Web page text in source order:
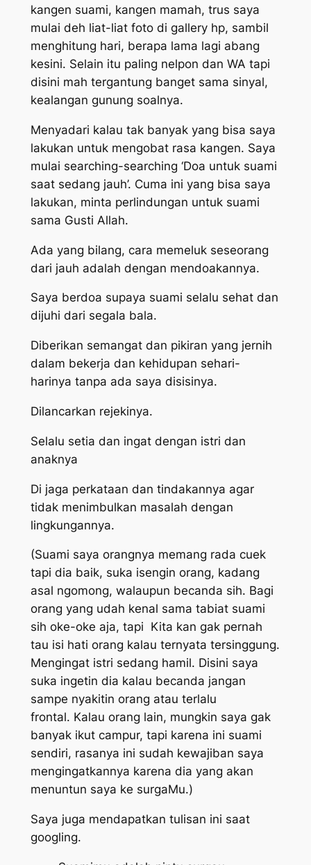
kangen suami, kangen mamah, trus saya
mulai deh liat-liat foto di gallery hp, sambil
menghitung hari, berapa lama lagi abang
kesini. Selain itu paling nelpon dan WA tapi
disini mah tergantung banget sama sinyal,
kealangan gunung soalnya.
Menyadari kalau tak banyak yang bisa saya
lakukan untuk mengobat rasa kangen. Saya
mulai searching-searching ‘Doa untuk suami
saat sedang jauh’. Cuma ini yang bisa saya
lakukan, minta perlindungan untuk suami
sama Gusti Allah.
Ada yang bilang, cara memeluk seseorang
dari jauh adalah dengan mendoakannya.
Saya berdoa supaya suami selalu sehat dan
dijuhi dari segala bala.
Diberikan semangat dan pikiran yang jernih
dalam bekerja dan kehidupan sehari-
harinya tanpa ada saya disisinya.
Dilancarkan rejekinya.
Selalu setia dan ingat dengan istri dan
anaknya
Di jaga perkataan dan tindakannya agar
tidak menimbulkan masalah dengan
lingkungannya.
(Suami saya orangnya memang rada cuek
tapi dia baik, suka isengin orang, kadang
asal ngomong, walaupun becanda sih. Bagi
orang yang udah kenal sama tabiat suami
sih oke-oke aja, tapi Kita kan gak pernah
tau isi hati orang kalau ternyata tersinggung.
Mengingat istri sedang hamil. Disini saya
suka ingetin dia kalau becanda jangan
sampe nyakitin orang atau terlalu
frontal. Kalau orang lain, mungkin saya gak
banyak ikut campur, tapi karena ini suami
sendiri, rasanya ini sudah kewajiban saya
mengingatkannya karena dia yang akan
menuntun saya ke surgaMu.)
Saya juga mendapatkan tulisan ini saat
googling.